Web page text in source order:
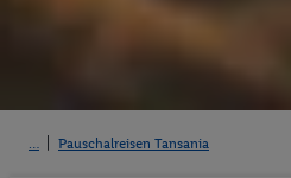
Pauschalreisen Tansania